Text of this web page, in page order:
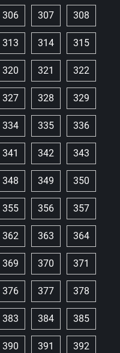
306 307 308
313 314 315
320 321 322
327 328 329
334 335 336
341 342 343
348 349 350
355 356 357
362 363 364
369 370 371
376 377 378
383 384 385
390 391 392